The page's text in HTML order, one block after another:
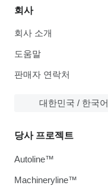
회사
회사 소개
도움말
판매자 연락처
대한민국 / 한국어
당사 프로젝트
Autoline™
Machineryline™